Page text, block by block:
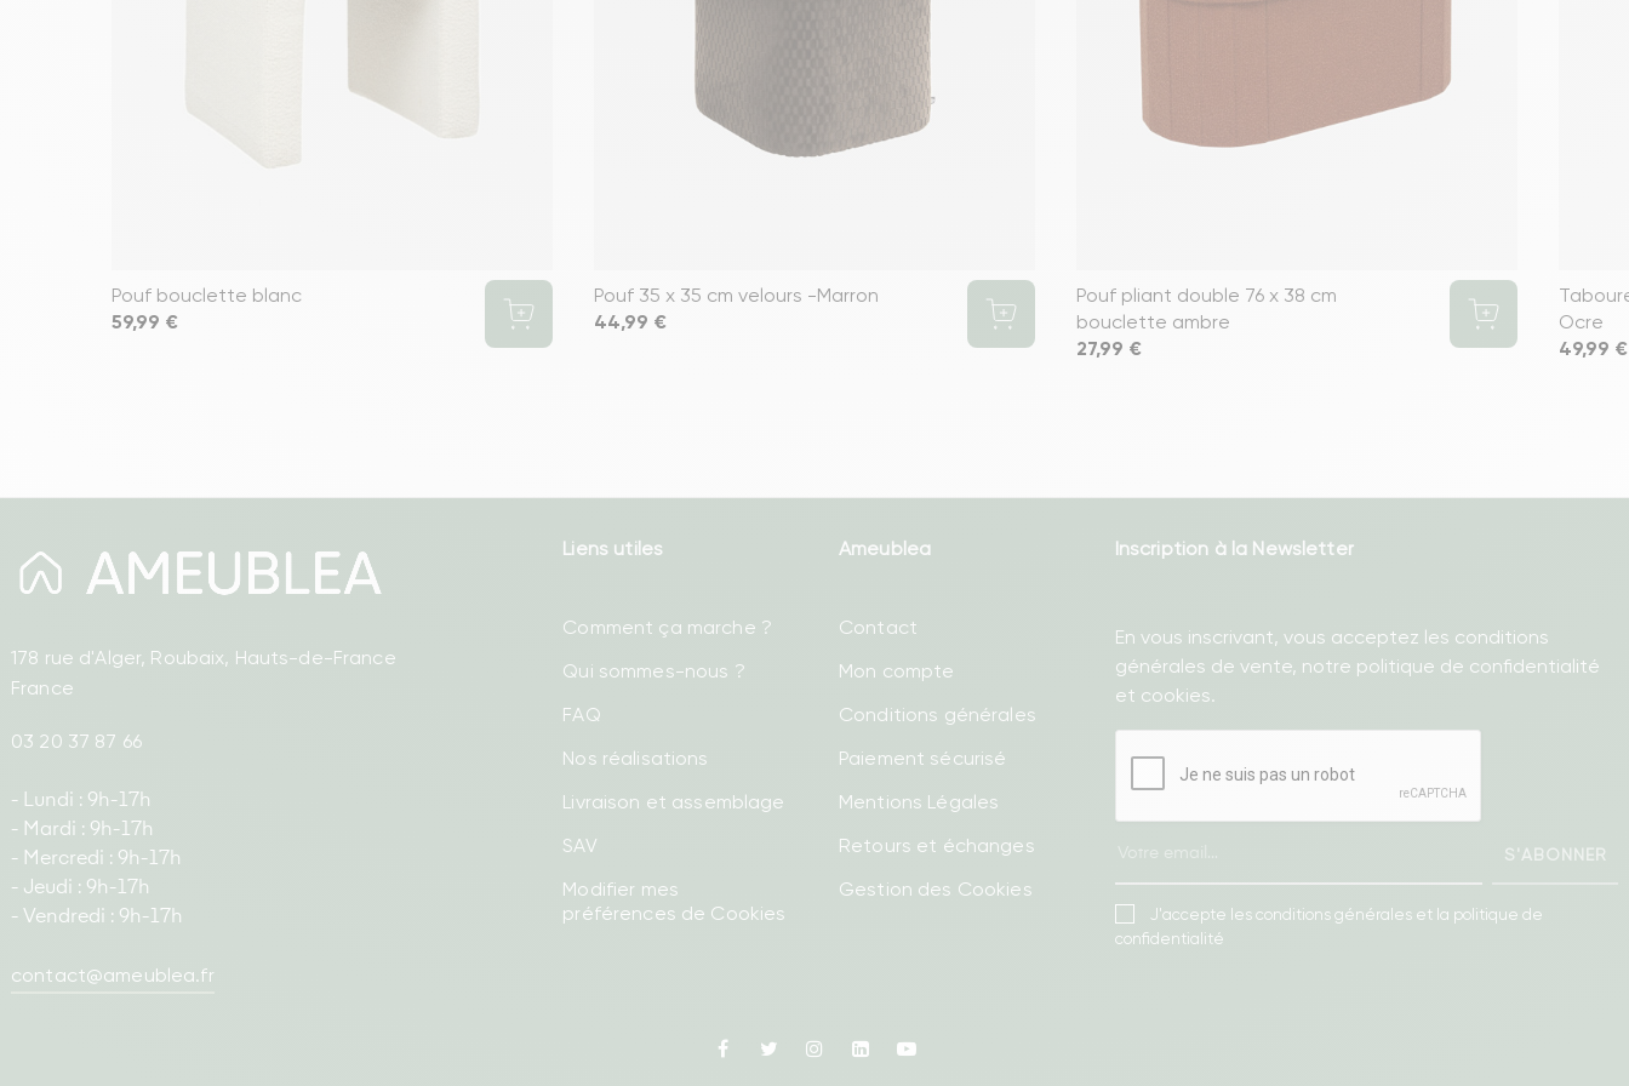
Pouf bouclette blanc
Prix
59,99 €
Pouf 35 x 35 cm velours -Marron
Prix
44,99 €
Pouf pliant double 76 x 38 cm
bouclette ambre
Prix
27,99 €
Ocre
Prix
49,99 €
178 rue d'Alger, Roubaix, Hauts-de-France
France
03 20 37 87 66
- Lundi : 9h-17h
- Mardi : 9h-17h
- Mercredi : 9h-17h
- Jeudi : 9h-17h
- Vendredi : 9h-17h
contact@ameublea.fr
Liens utiles
Comment ça marche ?
Qui sommes-nous ?
FAQ
Nos réalisations
Livraison et assemblage
SAV
Modifier mes
préférences de Cookies
Ameublea
Contact
Mon compte
Conditions générales
Paiement sécurisé
Mentions Légales
Retours et échanges
Gestion des Cookies
Inscription à la Newsletter
En vous inscrivant, vous acceptez les conditions
générales de vente, notre politique de confidentialité
et cookies.
S'ABONNER
J'accepte les conditions générales et la politique de
confidentialité
Facebook
Twitter InstagramLinkedin